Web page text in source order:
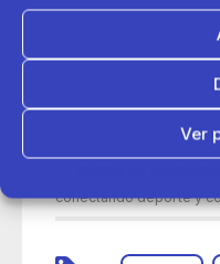
Ver
conectando deporte y